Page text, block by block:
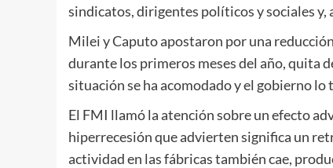
sindicatos, dirigentes políticos y sociales y,
Milei y Caputo apostaron por una
durante los primeros meses del año, quita
situación se ha acomodado y el gobierno lo
El FMI llamó la atención sobre un efecto
hiperrecesión que advierten significa un
actividad en las fábricas también cae,